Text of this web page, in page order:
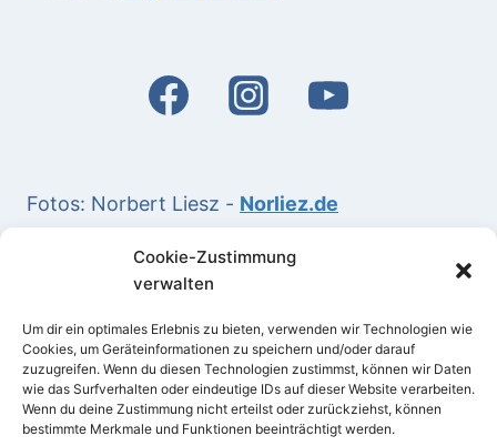
Cookie-Zustimmung
verwalten
Um dir ein optimales Erlebnis zu bieten, verwenden wir Technologien wie
Cookies, um Geräteinformationen zu speichern und/oder darauf
zuzugreifen. Wenn du diesen Technologien zustimmst, können wir Daten
wie das Surfverhalten oder eindeutige IDs auf dieser Website verarbeiten.
Wenn du deine Zustimmung nicht erteilst oder zurückziehst, können
bestimmte Merkmale und Funktionen beeinträchtigt werden.
Fotos: Norbert Liesz - Norliez.de
(*) Kurspreise:
Bei Entfernungen zum Veranstaltungsort von
über 30 km kommen nach Bedarf Fahrtkosten
hinzu.